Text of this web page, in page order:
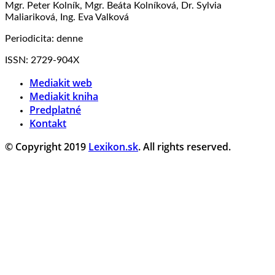
Mgr. Peter Kolník, Mgr. Beáta Kolníková, Dr. Sylvia
Maliariková, Ing. Eva Valková
Periodicita: denne
ISSN: 2729-904X
Mediakit web
Mediakit kniha
Predplatné
Kontakt
© Copyright 2019 Lexikon.sk. All rights reserved.